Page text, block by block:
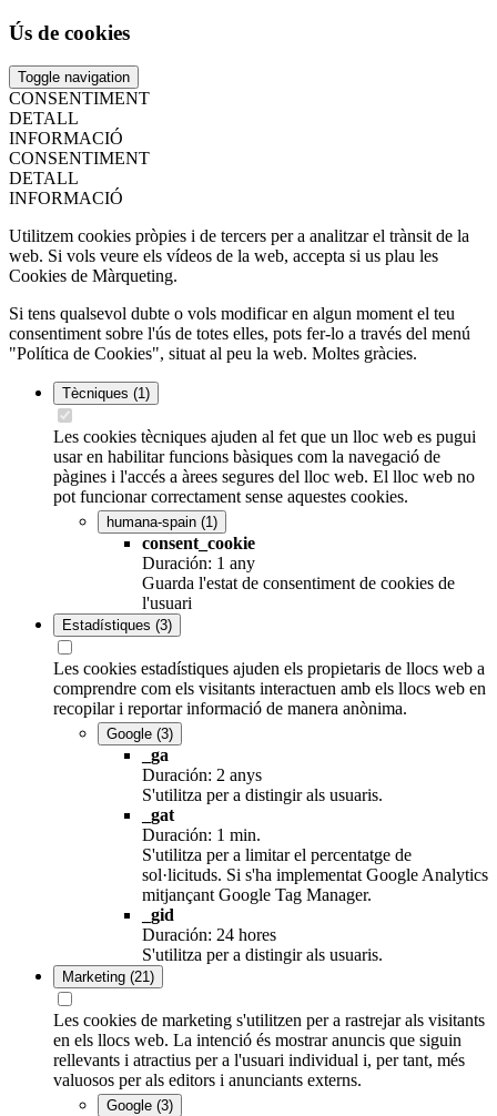
Ús de cookies
Toggle navigation
CONSENTIMENT
DETALL
INFORMACIÓ
CONSENTIMENT
DETALL
INFORMACIÓ
Utilitzem cookies pròpies i de tercers per a analitzar el trànsit de la
web. Si vols veure els vídeos de la web, accepta si us plau les
Cookies de Màrqueting.
Si tens qualsevol dubte o vols modificar en algun moment el teu
consentiment sobre l'ús de totes elles, pots fer-lo a través del menú
"Política de Cookies", situat al peu la web. Moltes gràcies.
Tècniques (1)
Les cookies tècniques ajuden al fet que un lloc web es pugui
usar en habilitar funcions bàsiques com la navegació de
pàgines i l'accés a àrees segures del lloc web. El lloc web no
pot funcionar correctament sense aquestes cookies.
humana-spain (1)
consent_cookie
Duración: 1 any
Guarda l'estat de consentiment de cookies de
l'usuari
Estadístiques (3)
Les cookies estadístiques ajuden els propietaris de llocs web a
comprendre com els visitants interactuen amb els llocs web en
recopilar i reportar informació de manera anònima.
Google (3)
_ga
Duración: 2 anys
S'utilitza per a distingir als usuaris.
_gat
Duración: 1 min.
S'utilitza per a limitar el percentatge de
sol·licituds. Si s'ha implementat Google Analytics
mitjançant Google Tag Manager.
_gid
Duración: 24 hores
S'utilitza per a distingir als usuaris.
Marketing (21)
Les cookies de marketing s'utilitzen per a rastrejar als visitants
en els llocs web. La intenció és mostrar anuncis que siguin
rellevants i atractius per a l'usuari individual i, per tant, més
valuosos per als editors i anunciants externs.
Google (3)